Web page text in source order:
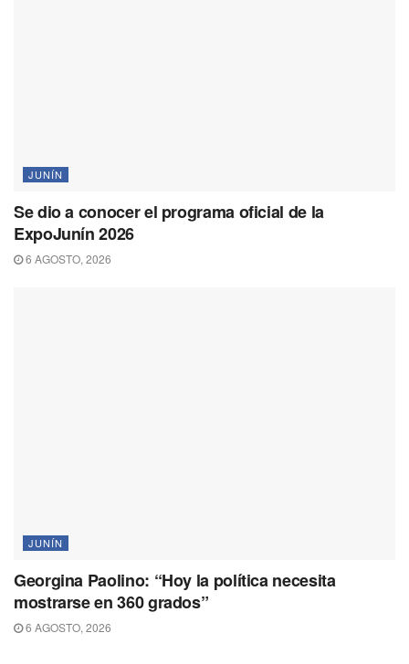
JUNÍN
Se dio a conocer el programa oficial de la
ExpoJunín 2026
6 AGOSTO, 2026
JUNÍN
Georgina Paolino: “Hoy la política necesita
mostrarse en 360 grados”
6 AGOSTO, 2026